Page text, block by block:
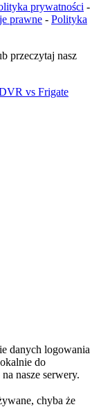
prywatności -
prawne - Polityka
przeczytaj nasz
vs Frigate
danych logowania
do
nasze serwery.
chyba że